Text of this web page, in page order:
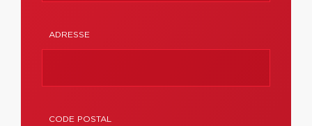
ADRESSE
CODE POSTAL